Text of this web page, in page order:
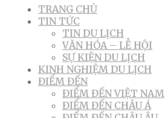
TRANG CHỦ
TIN TỨC
TIN DU LỊCH
VĂN HÓA – LỄ HỘI
SỰ KIỆN DU LỊCH
KINH NGHIỆM DU LỊCH
ĐIỂM ĐẾN
ĐIỂM ĐẾN VIỆT NAM
ĐIỂM ĐẾN CHÂU Á